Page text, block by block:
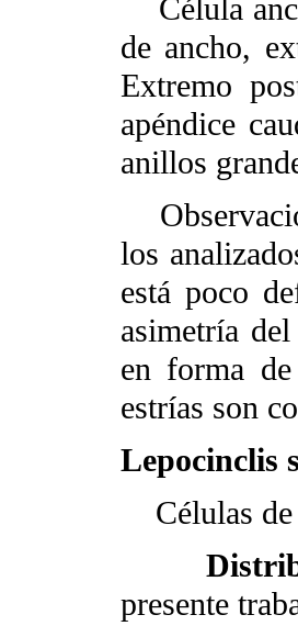
Célula
de ancho,
Extremo
apéndice
anillos
los
está poco
asimetría
en forma
estrías son
Lepocinclis
Células de
presente